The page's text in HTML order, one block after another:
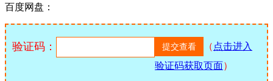
百度网盘：
验证码： （ 点击进入
验证码获取页面）